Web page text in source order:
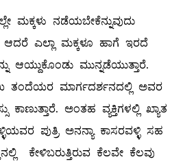
ನಡೆಯಬೇಕೆನ್ನುವುದು
ಎಲ್ಲಾ ಮಕ್ಕಳೂ ಹಾಗೆ ಇರದೆ
ಆಯ್ದುಕೊಂಡು ಮುನ್ನಡೆಯುತ್ತಾರೆ.
ತಂದೆಯರ ಮಾರ್ಗದರ್ಶನದಲ್ಲಿ ಅವರ
ಅಂತಹ ವ್ಯಕ್ತಿಗಳಲ್ಲಿ ಖ್ಯಾತ
ಪುತ್ರಿ ಅನನ್ಯಾ ಕಾಸರವಳ್ಳಿ ಸಹ
ಕೇಳಿಬರುತ್ತಿರುವ ಕೆಲವೇ ಕೆಲವು